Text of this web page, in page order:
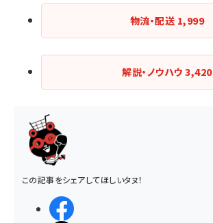
物流・配送 1,999
解説・ノウハウ3,420
この記事をシェアしてほしいタヌ！